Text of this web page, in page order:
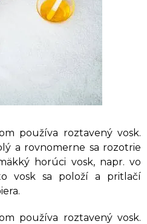
používa roztavený vosk.
a rovnomerne sa rozotrie
horúci vosk, napr. vo
vosk sa položí a pritlačí
používa roztavený vosk.